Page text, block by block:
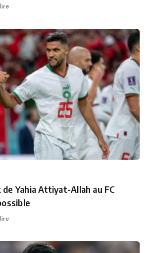
Yahia Attiyat-Allah au FC